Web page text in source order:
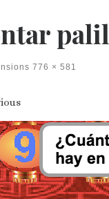
776 × 581